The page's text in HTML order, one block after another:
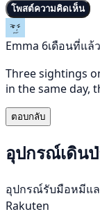
โพสต์ความคิดเห็น
Emma 6เดือนที่แล้ว
Three sightings
in the same day,
ตอบกลับ
อุปกรณ์เดิน
อุปกรณ์รับมือหมีแล
Rakuten